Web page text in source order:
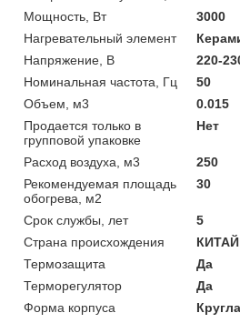
Мощность, Вт
3000
Нагревательный элемент
Напряжение, В
220-
Номинальная частота, Гц
50
Объем, м3
0.015
Продается только в
групповой упаковке
Нет
Расход воздуха, м3
250
Рекомендуемая площадь
обогрева, м2
30
Срок службы, лет
5
Страна происхождения
КИТАЙ
Термозащита
Да
Терморегулятор
Да
Форма корпуса